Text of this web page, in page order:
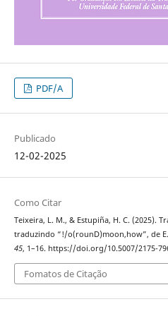
PDF/A
Publicado
12-02-2025
Como Citar
Teixeira, L. M., & Estupiña, H. C. (2025).
traduzindo “!/o(rounD)moon,how”, de E.
45, 1–16. https://doi.org/10.5007/2175-
Fomatos de Citação